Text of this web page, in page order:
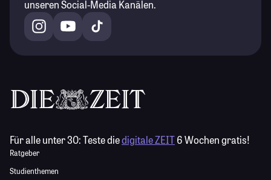
unseren Social-Media Kanälen.
Für alle unter 30:Teste diedigitale ZEIT6 Wochen gratis!
Ratgeber
Studienthemen